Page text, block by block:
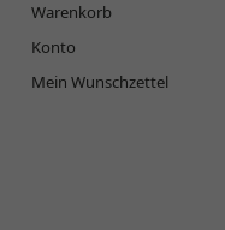
Warenkorb
Konto
Mein Wunschzettel